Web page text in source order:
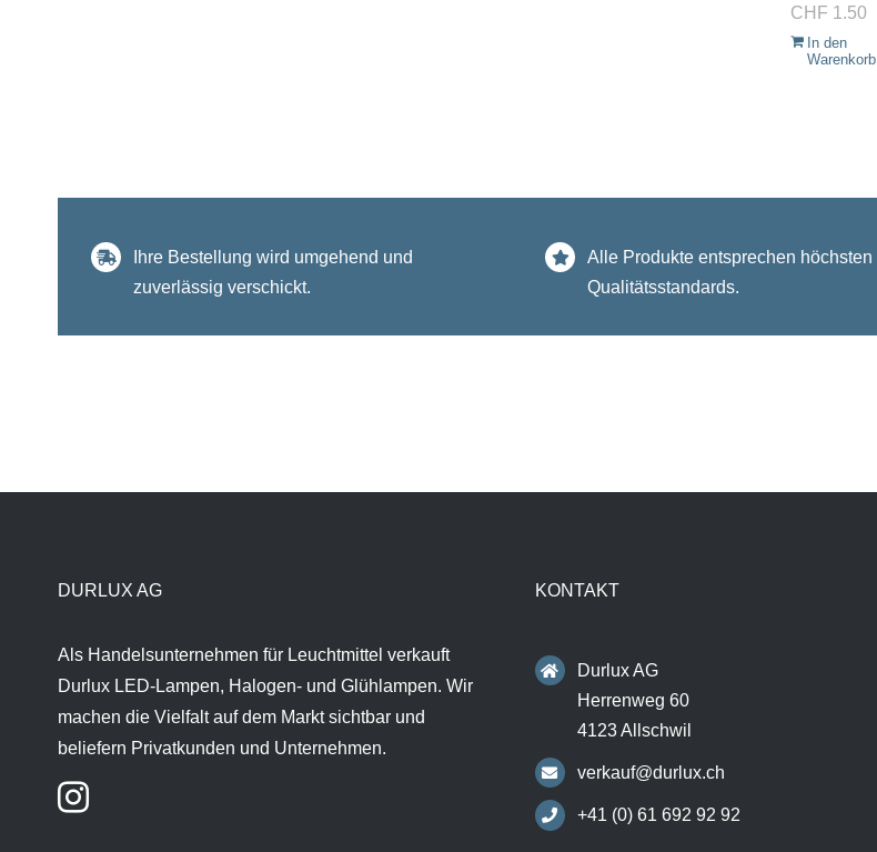
CHF 1.50
In den
Warenkorb
Ihre Bestellung wird umgehend und
zuverlässig verschickt.
Alle Produkte entsprechen höchsten
Qualitätsstandards.
DURLUX AG
Als Handelsunternehmen für Leuchtmittel verkauft
Durlux LED-Lampen, Halogen- und Glühlampen. Wir
machen die Vielfalt auf dem Markt sichtbar und
beliefern Privatkunden und Unternehmen.
KONTAKT
Durlux AG
Herrenweg 60
4123 Allschwil
verkauf@durlux.ch
+41 (0) 61 692 92 92